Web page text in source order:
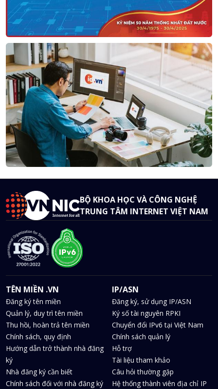
BỘ KHOA HỌC VÀ CÔNG NGHỆ
TRUNG TÂM INTERNET VIỆT NAM
TÊN MIỀN .VN
Đăng ký tên miền
Quản lý, duy trì tên miền
Thu hồi, hoàn trả tên miền
Chính sách, quy định
Hướng dẫn trở thành nhà đăng
ký
Nhà đăng ký cần biết
Chính sách đối với nhà đăng ký
IP/ASN
Đăng ký, sử dụng IP/ASN
Ký số tài nguyên RPKI
Chuyển đổi IPv6 tại Việt Nam
Chính sách quản lý
Hỗ trợ
Tài liệu tham khảo
Câu hỏi thường gặp
Hệ thống thành viên địa chỉ IP